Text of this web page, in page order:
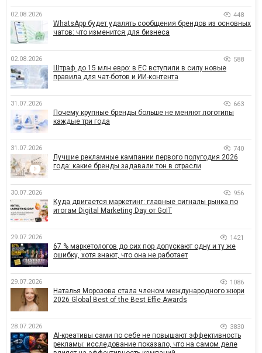
02.08.2026 448
WhatsApp будет удалять сообщения брендов из основных
чатов: что изменится для бизнеса
02.08.2026 588
Штраф до 15 млн евро: в ЕС вступили в силу новые
правила для чат-ботов и ИИ-контента
31.07.2026 663
Почему крупные бренды больше не меняют логотипы
каждые три года
31.07.2026 740
Лучшие рекламные кампании первого полугодия 2026
года: какие бренды задавали тон в отрасли
30.07.2026 956
Куда двигается маркетинг: главные сигналы рынка по
итогам Digital Marketing Day от GoIT
29.07.2026 1421
67 % маркетологов до сих пор допускают одну и ту же
ошибку, хотя знают, что она не работает
29.07.2026 1086
Наталья Морозова стала членом международного жюри
2026 Global Best of the Best Effie Awards
28.07.2026 3830
AI-креативы сами по себе не повышают эффективность
рекламы: исследование показало, что на самом деле